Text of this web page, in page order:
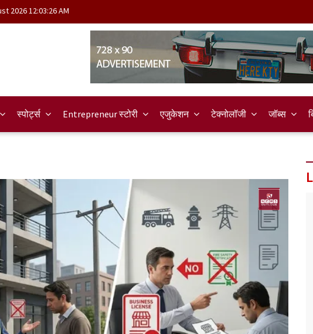
2026 12:03:26 AM
स्पोर्ट्स Entrepreneur स्टोरी एजुकेशन टेक्नोलॉजी जॉब्स